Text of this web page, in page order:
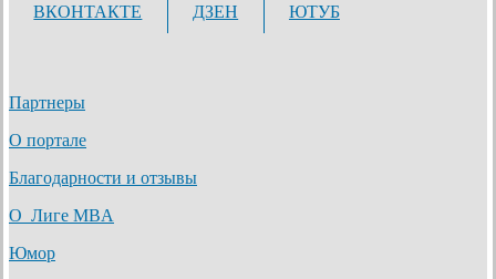
ВКОНТАКТЕ ДЗЕН ЮТУБ
Партнеры
О портале
Благодарности и отзывы
О Лиге MBA
Юмор